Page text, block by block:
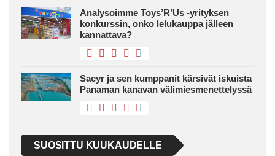
Analysoimme Toys’R’Us -yrityksen
konkurssin, onko lelukauppa jälleen
kannattava?
Sacyr ja sen kumppanit kärsivät iskuista
Panaman kanavan välimiesmenettelyssä
SUOSITTU KUUKAUDELLE